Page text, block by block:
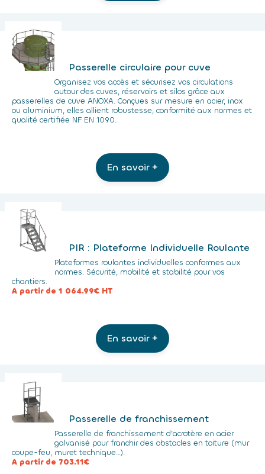
Passerelle circulaire pour cuve
Organisez vos accès et sécurisez vos circulations
autour des cuves, réservoirs et silos grâce aux
passerelles de cuve ANOXA. Conçues sur mesure en acier, inox
ou aluminium, elles allient robustesse, conformité aux normes et
qualité certifiée NF EN 1090.
En savoir +
PIR : Plateforme Individuelle Roulante
Plateformes roulantes individuelles conformes aux
normes. Sécurité, mobilité et stabilité pour vos
chantiers.
A partir de 1 064.99€ HT
En savoir +
Passerelle de franchissement
Passerelle de franchissement d’acrotère en acier
galvanisé pour franchir des obstacles en toiture (mur
coupe-feu, muret technique…).
A partir de 703.11€